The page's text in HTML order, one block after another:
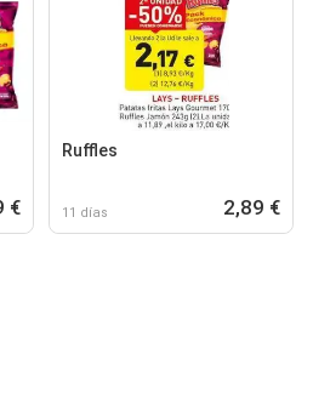
€
Ruffles
11 días 2,89 €